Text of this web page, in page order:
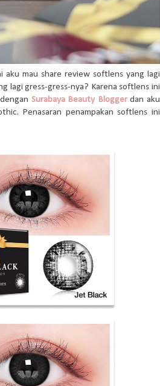
aku mau share review softlens yang lagi
lagi gress-gress-nya? Karena softlens ini
Surabaya Beauty Bloggerdan aku
Penasaran penampakan softlens ini